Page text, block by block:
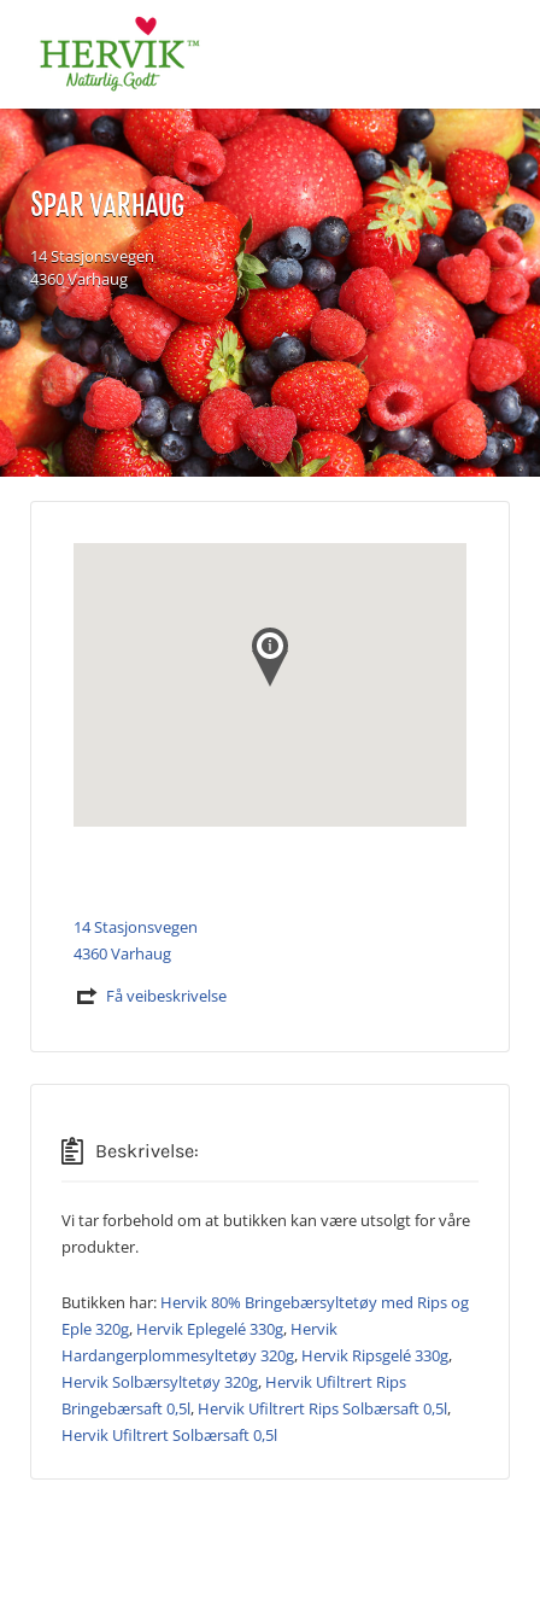
for:
SPAR VARHAUG
14 Stasjonsvegen
4360 Varhaug
14 Stasjonsvegen
4360 Varhaug
Få veibeskrivelse
Beskrivelse:
Vi tar forbehold om at butikken kan være utsolgt for våre
produkter.
Butikken har: Hervik 80% Bringebærsyltetøy med Rips og
Eple 320g, Hervik Eplegelé 330g, Hervik
Hardangerplommesyltetøy 320g, Hervik Ripsgelé 330g,
Hervik Solbærsyltetøy 320g, Hervik Ufiltrert Rips
Bringebærsaft 0,5l, Hervik Ufiltrert Rips Solbærsaft 0,5l,
Hervik Ufiltrert Solbærsaft 0,5l